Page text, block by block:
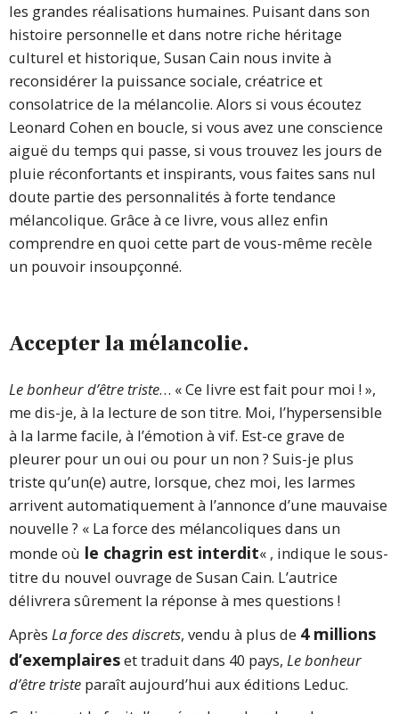
les grandes réalisations humaines. Puisant dans son
histoire personnelle et dans notre riche héritage
culturel et historique, Susan Cain nous invite à
reconsidérer la puissance sociale, créatrice et
consolatrice de la mélancolie. Alors si vous écoutez
Leonard Cohen en boucle, si vous avez une conscience
aiguë du temps qui passe, si vous trouvez les jours de
pluie réconfortants et inspirants, vous faites sans nul
doute partie des personnalités à forte tendance
mélancolique. Grâce à ce livre, vous allez enfin
comprendre en quoi cette part de vous-même recèle
un pouvoir insoupçonné.
Accepter la mélancolie.
Le bonheur d’être triste… « Ce livre est fait pour moi ! »,
me dis-je, à la lecture de son titre. Moi, l’hypersensible
à la larme facile, à l’émotion à vif. Est-ce grave de
pleurer pour un oui ou pour un non ? Suis-je plus
triste qu’un(e) autre, lorsque, chez moi, les larmes
arrivent automatiquement à l’annonce d’une mauvaise
nouvelle ? « La force des mélancoliques dans un
monde où le chagrin est interdit« , indique le sous-
titre du nouvel ouvrage de Susan Cain. L’autrice
délivrera sûrement la réponse à mes questions !
Après La force des discrets, vendu à plus de 4 millions
d’exemplaireset traduit dans 40 pays, Le bonheur
d’être triste paraît aujourd’hui aux éditions Leduc.